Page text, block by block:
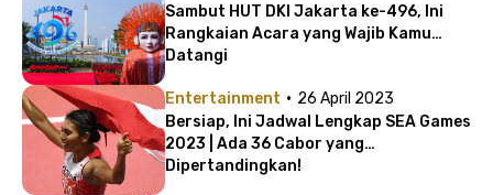
Sambut HUT DKI Jakarta ke-496, Ini
Rangkaian Acara yang Wajib Kamu
Datangi
Entertainment · 26 April 2023
Bersiap, Ini Jadwal Lengkap SEA Games
2023 | Ada 36 Cabor yang
Dipertandingkan!